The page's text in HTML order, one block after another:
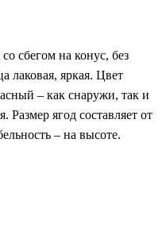
сбегом на конус, без
лаковая, яркая. Цвет
– как снаружи, так и
Размер ягод составляет от
– на высоте.